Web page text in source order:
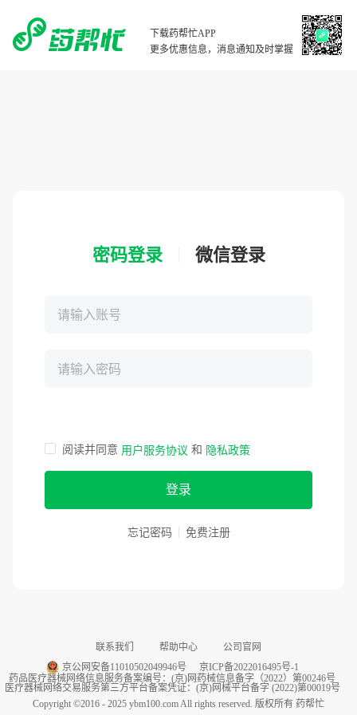
下载药帮忙APP
更多优惠信息，消息通知及时掌握
密码登录 微信登录
阅读并同意 用户服务协议 和 隐私政策
登录
忘记密码 免费注册
联系我们 帮助中心
公司官网
京公网安备11010502049946号
京ICP备2022016495号-1
药品医疗器械网络信息服务备案编号：(京)网药械信息备字（2022）第00246号
医疗器械网络交易服务第三方平台备案凭证：(京)网械平台备字 (2022)第00019号
Copyright ©2016 - 2025 ybm100.com All rights reserved. 版权所有 药帮忙